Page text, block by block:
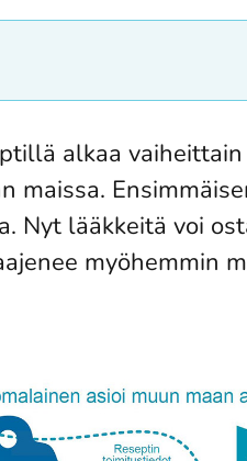
alkaa vaiheittain
maissa.
Nyt lääkkeitä voi
myöhemmin